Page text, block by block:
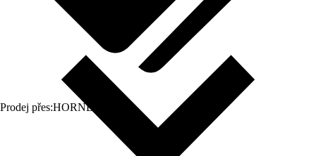
Prodej přes:HORNBACH